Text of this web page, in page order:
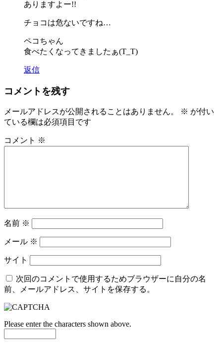
ありますよー!!
チョコは危ないですね…
ペコちゃん
食べたくなってきましたぁ(T_T)
返信
コメントを残す
メールアドレスが公開されることはありません。 ※ が付い
ている欄は必須項目です
コメント ※
名前 ※
メール ※
サイト
次回のコメントで使用するためブラウザーに自分の名
前、メールアドレス、サイトを保存する。
Please enter the characters shown above.